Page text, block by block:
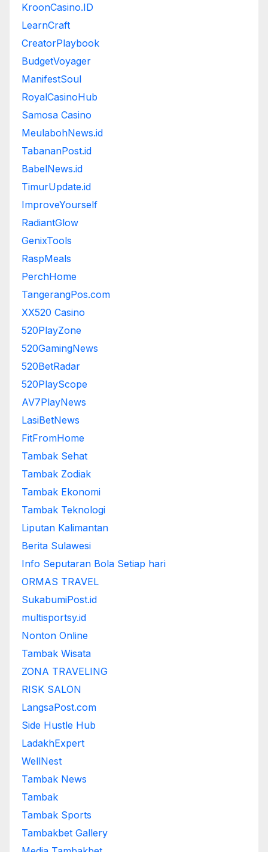
KroonCasino.ID
LearnCraft
CreatorPlaybook
BudgetVoyager
ManifestSoul
RoyalCasinoHub
Samosa Casino
MeulabohNews.id
TabananPost.id
BabelNews.id
TimurUpdate.id
ImproveYourself
RadiantGlow
GenixTools
RaspMeals
PerchHome
TangerangPos.com
XX520 Casino
520PlayZone
520GamingNews
520BetRadar
520PlayScope
AV7PlayNews
LasiBetNews
FitFromHome
Tambak Sehat
Tambak Zodiak
Tambak Ekonomi
Tambak Teknologi
Liputan Kalimantan
Berita Sulawesi
Info Seputaran Bola Setiap hari
ORMAS TRAVEL
SukabumiPost.id
multisportsy.id
Nonton Online
Tambak Wisata
ZONA TRAVELING
RISK SALON
LangsaPost.com
Side Hustle Hub
LadakhExpert
WellNest
Tambak News
Tambak
Tambak Sports
Tambakbet Gallery